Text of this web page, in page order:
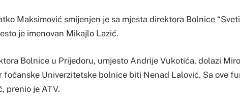
Maksimović smijenjen je sa mjesta direktora Bolnice
je imenovan Mikajlo Lazić.
Bolnice u Prijedoru, umjesto Andrije Vukotića, dolazi
fočanske Univerzitetske bolnice biti Nenad Lalović. Sa ove
prenio je ATV.